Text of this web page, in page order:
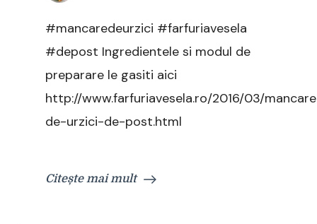
#mancaredeurzici #farfuriavesela
#depost Ingredientele si modul de
preparare le gasiti aici
http://www.farfuriavesela.ro/2016/03/
de-urzici-de-post.html
Citește mai mult